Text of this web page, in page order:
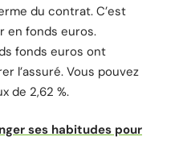
du contrat. C’est
en fonds euros.
fonds euros ont
l’assuré. Vous pouvez
de 2,62 %.
ses habitudes pour